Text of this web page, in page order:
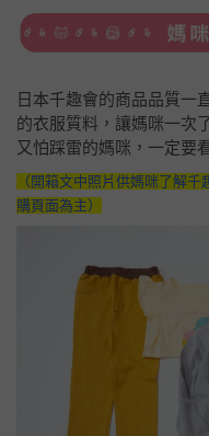
日本千趣會的商品品質一
的衣服質料，讓媽咪一次
又怕踩雷的媽咪，一定要
（開箱文中照片供媽咪了解
購頁面為主）